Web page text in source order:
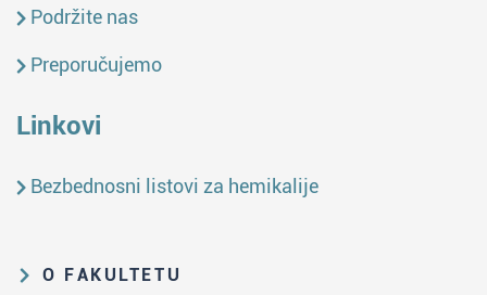
O FAKULTETU
Podržite nas
Preporučujemo
Linkovi
Bezbednosni listovi za hemikalije